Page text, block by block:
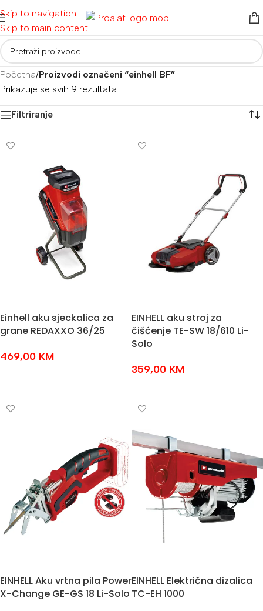
Skip to navigation
Skip to main content
Početna/Proizvodi označeni “einhell BF”
Prikazuje se svih 9 rezultata
Filtriranje
Einhell aku sjeckalica za
grane REDAXXO 36/25
469,00 KM
EINHELL aku stroj za
čišćenje TE-SW 18/610 Li-
Solo
359,00 KM
EINHELL Aku vrtna pila Power
X-Change GE-GS 18 Li-Solo
EINHELL Električna dizalica
TC-EH 1000